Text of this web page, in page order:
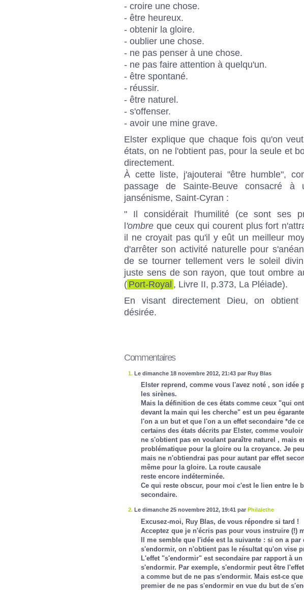
- croire une chose.
- être heureux.
- obtenir la gloire.
- oublier une chose.
- ne pas penser à une chose.
- ne pas faire attention à quelqu'un.
- être spontané.
- réussir.
- être naturel.
- s'offenser.
- avoir une mine grave.
Elster explique que chaque fois qu'on
états, on ne l'obtient pas, pour la seule et
directement.
À cette liste, j'ajouterai "être humble",
passage de Sainte-Beuve consacré à
jansénisme, Saint-Cyran :
" Il considérait l'humilité (ce sont ses
l'ombre que ceux qui courent plus fort
il ne croyait pas qu'il y eût un meilleur
d'arrêter son activité naturelle pour
de se tourner tellement vers le soleil
juste sens de son rayon, que tout ombre
( Port-Royal , Livre II, p.373, La Pléiade).
En visant directement Dieu, on obtient
désirée.
Commentaires
1. Le dimanche 18 novembre 2012, 21:43 par Ruy Blas
Elster reprend, comme vous l'avez noté , son idée
les sirènes.
Mais la définition de ces états comme ceux "qui
devant la main qui les cherche" est un peu
l'on a un but et que l'on a un effet secondaire *de
certains des états décrits par Elster, comme
ne s'obtient pas en voulant paraître naturel , mais
problématique pour la gloire ou la croyance. Je
mais ne n'obtiendrai pas pour autant par effet
même pour la gloire. La route causale
reste encore indéterminée.
Ce qui reste obscur, pour moi c'est le lien entre le
secondaire.
2. Le dimanche 25 novembre 2012, 19:41 par Philalethe
Excusez-moi, Ruy Blas, de vous répondre si tard !
Acceptez que je n'écris pas pour vous instruire (!)
Il me semble que l'idée est la suivante : si on a par
s'endormir, on n'obtient pas le résultat qu'on vise
L'effet "s'endormir" est secondaire par rapport à
s'endormir. Par exemple, s'endormir peut être
a comme but de ne pas s'endormir. Mais est-ce
premier de ne pas s'endormir en vue du but de